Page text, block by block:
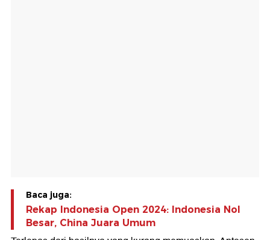
Baca juga:
Rekap Indonesia Open 2024: Indonesia Nol
Besar, China Juara Umum